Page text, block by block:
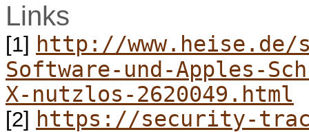
Links
[1] http://
Software-und-Apples-
X-nutzlos-2620049.html
[2] https://security-